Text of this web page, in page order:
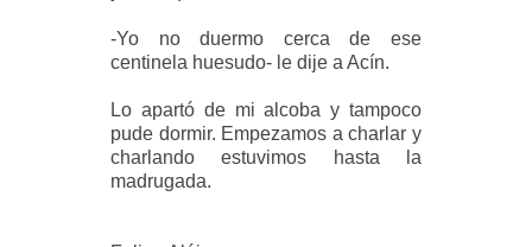
-Yo no duermo cerca de ese
centinela huesudo- le dije a Acín.
Lo apartó de mi alcoba y tampoco
pude dormir. Empezamos a charlar y
charlando estuvimos hasta la
madrugada.